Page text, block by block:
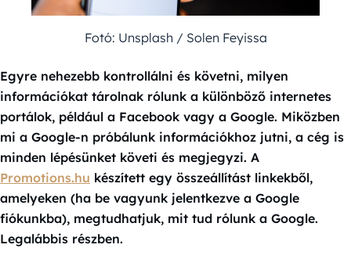
Fotó: Unsplash / Solen Feyissa
Egyre nehezebb kontrollálni és követni, milyen
információkat tárolnak rólunk a különböző internetes
portálok, például a Facebook vagy a Google. Miközben
mi a Google-n próbálunk információkhoz jutni, a cég is
minden lépésünket követi és megjegyzi. A
Promotions.hu készített egy összeállítást linkekből,
amelyeken (ha be vagyunk jelentkezve a Google
fiókunkba), megtudhatjuk, mit tud rólunk a Google.
Legalábbis részben.